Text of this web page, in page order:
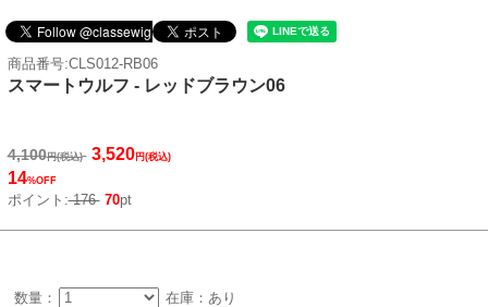
商品番号:CLS012-RB06
スマートウルフ - レッドブラウン06
4,100円(税込) 3,520円(税込)
14%OFF
ポイント:176 70pt
数量： 在庫：あり